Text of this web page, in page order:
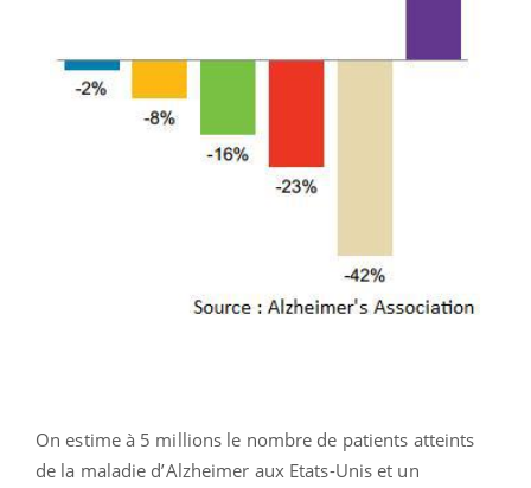
On estime à 5 millions le nombre de patients atteints
de la maladie d’Alzheimer aux Etats-Unis et un